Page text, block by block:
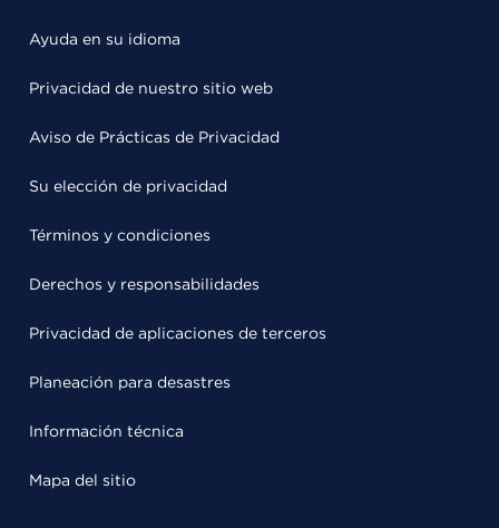
Ayuda en su idioma
Privacidad de nuestro sitio web
Aviso de Prácticas de Privacidad
Su elección de privacidad
Términos y condiciones
Derechos y responsabilidades
Privacidad de aplicaciones de terceros
Planeación para desastres
Información técnica
Mapa del sitio